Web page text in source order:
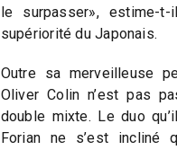
le surpasser», estime-t-
supériorité du Japonais.
Outre sa merveilleuse
Oliver Colin n’est pas
double mixte. Le duo
Forian ne s’est incliné